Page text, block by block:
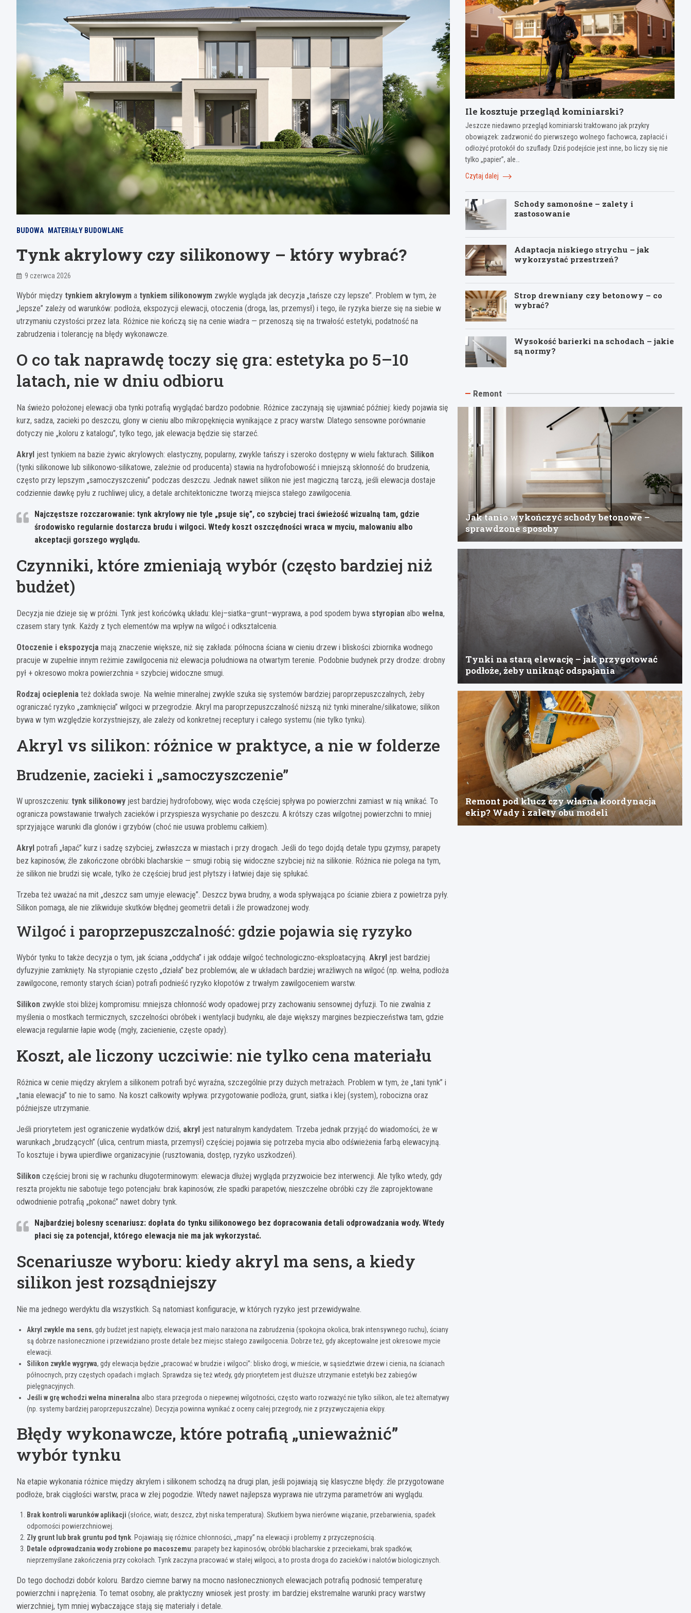
BUDOWA MATERIAŁY BUDOWLANE
Tynk akrylowy czy silikonowy – który wybrać?
9 czerwca 2026
Wybór między tynkiem akrylowym a tynkiem silikonowym zwykle wygląda jak decyzja „tańsze czy lepsze”. Problem w tym, że
„lepsze” zależy od warunków: podłoża, ekspozycji elewacji, otoczenia (droga, las, przemysł) i tego, ile ryzyka bierze się na siebie w
utrzymaniu czystości przez lata. Różnice nie kończą się na cenie wiadra — przenoszą się na trwałość estetyki, podatność na
zabrudzenia i tolerancję na błędy wykonawcze.
O co tak naprawdę toczy się gra: estetyka po 5–10
latach, nie w dniu odbioru
Na świeżo położonej elewacji oba tynki potrafią wyglądać bardzo podobnie. Różnice zaczynają się ujawniać później: kiedy pojawia się
kurz, sadza, zacieki po deszczu, glony w cieniu albo mikropęknięcia wynikające z pracy warstw. Dlatego sensowne porównanie
dotyczy nie „koloru z katalogu”, tylko tego, jak elewacja będzie się starzeć.
Akryl jest tynkiem na bazie żywic akrylowych: elastyczny, popularny, zwykle tańszy i szeroko dostępny w wielu fakturach. Silikon
(tynki silikonowe lub silikonowo-silikatowe, zależnie od producenta) stawia na hydrofobowość i mniejszą skłonność do brudzenia,
często przy lepszym „samoczyszczeniu” podczas deszczu. Jednak nawet silikon nie jest magiczną tarczą, jeśli elewacja dostaje
codziennie dawkę pyłu z ruchliwej ulicy, a detale architektoniczne tworzą miejsca stałego zawilgocenia.
Najczęstsze rozczarowanie: tynk akrylowy nie tyle „psuje się”, co szybciej traci świeżość wizualną tam, gdzie
środowisko regularnie dostarcza brudu i wilgoci. Wtedy koszt oszczędności wraca w myciu, malowaniu albo
akceptacji gorszego wyglądu.
Czynniki, które zmieniają wybór (często bardziej niż
budżet)
Decyzja nie dzieje się w próżni. Tynk jest końcówką układu: klej–siatka–grunt–wyprawa, a pod spodem bywa styropian albo wełna,
czasem stary tynk. Każdy z tych elementów ma wpływ na wilgoć i odkształcenia.
Otoczenie i ekspozycja mają znaczenie większe, niż się zakłada: północna ściana w cieniu drzew i bliskości zbiornika wodnego
pracuje w zupełnie innym reżimie zawilgocenia niż elewacja południowa na otwartym terenie. Podobnie budynek przy drodze: drobny
pył + okresowo mokra powierzchnia = szybciej widoczne smugi.
Rodzaj ocieplenia też dokłada swoje. Na wełnie mineralnej zwykle szuka się systemów bardziej paroprzepuszczalnych, żeby
ograniczać ryzyko „zamknięcia” wilgoci w przegrodzie. Akryl ma paroprzepuszczalność niższą niż tynki mineralne/silikatowe; silikon
bywa w tym względzie korzystniejszy, ale zależy od konkretnej receptury i całego systemu (nie tylko tynku).
Akryl vs silikon: różnice w praktyce, a nie w folderze
Brudzenie, zacieki i „samoczyszczenie”
W uproszczeniu: tynk silikonowy jest bardziej hydrofobowy, więc woda częściej spływa po powierzchni zamiast w nią wnikać. To
ogranicza powstawanie trwałych zacieków i przyspiesza wysychanie po deszczu. A krótszy czas wilgotnej powierzchni to mniej
sprzyjające warunki dla glonów i grzybów (choć nie usuwa problemu całkiem).
Akryl potrafi „łapać” kurz i sadzę szybciej, zwłaszcza w miastach i przy drogach. Jeśli do tego dojdą detale typu gzymsy, parapety
bez kapinosów, źle zakończone obróbki blacharskie — smugi robią się widoczne szybciej niż na silikonie. Różnica nie polega na tym,
że silikon nie brudzi się wcale, tylko że częściej brud jest płytszy i łatwiej daje się spłukać.
Trzeba też uważać na mit „deszcz sam umyje elewację”. Deszcz bywa brudny, a woda spływająca po ścianie zbiera z powietrza pyły.
Silikon pomaga, ale nie zlikwiduje skutków błędnej geometrii detali i źle prowadzonej wody.
Wilgoć i paroprzepuszczalność: gdzie pojawia się ryzyko
Wybór tynku to także decyzja o tym, jak ściana „oddycha” i jak oddaje wilgoć technologiczno-eksploatacyjną. Akryl jest bardziej
dyfuzyjnie zamknięty. Na styropianie często „działa” bez problemów, ale w układach bardziej wrażliwych na wilgoć (np. wełna, podłoża
zawilgocone, remonty starych ścian) potrafi podnieść ryzyko kłopotów z trwałym zawilgoceniem warstw.
Silikon zwykle stoi bliżej kompromisu: mniejsza chłonność wody opadowej przy zachowaniu sensownej dyfuzji. To nie zwalnia z
myślenia o mostkach termicznych, szczelności obróbek i wentylacji budynku, ale daje większy margines bezpieczeństwa tam, gdzie
elewacja regularnie łapie wodę (mgły, zacienienie, częste opady).
Koszt, ale liczony uczciwie: nie tylko cena materiału
Różnica w cenie między akrylem a silikonem potrafi być wyraźna, szczególnie przy dużych metrażach. Problem w tym, że „tani tynk” i
„tania elewacja” to nie to samo. Na koszt całkowity wpływa: przygotowanie podłoża, grunt, siatka i klej (system), robocizna oraz
późniejsze utrzymanie.
Jeśli priorytetem jest ograniczenie wydatków dziś, akryl jest naturalnym kandydatem. Trzeba jednak przyjąć do wiadomości, że w
warunkach „brudzących” (ulica, centrum miasta, przemysł) częściej pojawia się potrzeba mycia albo odświeżenia farbą elewacyjną.
To kosztuje i bywa upierdliwe organizacyjnie (rusztowania, dostęp, ryzyko uszkodzeń).
Silikon częściej broni się w rachunku długoterminowym: elewacja dłużej wygląda przyzwoicie bez interwencji. Ale tylko wtedy, gdy
reszta projektu nie sabotuje tego potencjału: brak kapinosów, złe spadki parapetów, nieszczelne obróbki czy źle zaprojektowane
odwodnienie potrafią „pokonać” nawet dobry tynk.
Najbardziej bolesny scenariusz: dopłata do tynku silikonowego bez dopracowania detali odprowadzania wody. Wtedy
płaci się za potencjał, którego elewacja nie ma jak wykorzystać.
Scenariusze wyboru: kiedy akryl ma sens, a kiedy
silikon jest rozsądniejszy
Nie ma jednego werdyktu dla wszystkich. Są natomiast konfiguracje, w których ryzyko jest przewidywalne.
Akryl zwykle ma sens, gdy budżet jest napięty, elewacja jest mało narażona na zabrudzenia (spokojna okolica, brak intensywnego ruchu), ściany
są dobrze nasłonecznione i przewidziano proste detale bez miejsc stałego zawilgocenia. Dobrze też, gdy akceptowalne jest okresowe mycie
elewacji.
Silikon zwykle wygrywa, gdy elewacja będzie „pracować w brudzie i wilgoci”: blisko drogi, w mieście, w sąsiedztwie drzew i cienia, na ścianach
północnych, przy częstych opadach i mgłach. Sprawdza się też wtedy, gdy priorytetem jest dłuższe utrzymanie estetyki bez zabiegów
pielęgnacyjnych.
Jeśli w grę wchodzi wełna mineralna albo stara przegroda o niepewnej wilgotności, często warto rozważyć nie tylko silikon, ale też alternatywy
(np. systemy bardziej paroprzepuszczalne). Decyzja powinna wynikać z oceny całej przegrody, nie z przyzwyczajenia ekipy.
Błędy wykonawcze, które potrafią „unieważnić”
wybór tynku
Na etapie wykonania różnice między akrylem i silikonem schodzą na drugi plan, jeśli pojawiają się klasyczne błędy: źle przygotowane
podłoże, brak ciągłości warstw, praca w złej pogodzie. Wtedy nawet najlepsza wyprawa nie utrzyma parametrów ani wyglądu.
Brak kontroli warunków aplikacji (słońce, wiatr, deszcz, zbyt niska temperatura). Skutkiem bywa nierówne wiązanie, przebarwienia, spadek
odporności powierzchniowej.
Zły grunt lub brak gruntu pod tynk. Pojawiają się różnice chłonności, „mapy” na elewacji i problemy z przyczepnością.
Detale odprowadzania wody zrobione po macoszemu: parapety bez kapinosów, obróbki blacharskie z przeciekami, brak spadków,
nieprzemyślane zakończenia przy cokołach. Tynk zaczyna pracować w stałej wilgoci, a to prosta droga do zacieków i nalotów biologicznych.
Do tego dochodzi dobór koloru. Bardzo ciemne barwy na mocno nasłonecznionych elewacjach potrafią podnosić temperaturę
powierzchni i naprężenia. To temat osobny, ale praktyczny wniosek jest prosty: im bardziej ekstremalne warunki pracy warstwy
wierzchniej, tym mniej wybaczające stają się materiały i detale.
Ile kosztuje przegląd kominiarski?
Jeszcze niedawno przegląd kominiarski traktowano jak przykry
obowiązek: zadzwonić do pierwszego wolnego fachowca, zapłacić i
odłożyć protokół do szuflady. Dziś podejście jest inne, bo liczy się nie
tylko „papier”, ale…
Czytaj dalej
Schody samonośne – zalety i
zastosowanie
Adaptacja niskiego strychu – jak
wykorzystać przestrzeń?
Strop drewniany czy betonowy – co
wybrać?
Wysokość barierki na schodach – jakie
są normy?
Remont
Jak tanio wykończyć schody betonowe –
sprawdzone sposoby
Tynki na starą elewację – jak przygotować
podłoże, żeby uniknąć odspajania
Remont pod klucz czy własna koordynacja
ekip? Wady i zalety obu modeli